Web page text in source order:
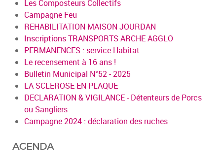
Les Composteurs Collectifs
Campagne Feu
REHABILITATION MAISON JOURDAN
Inscriptions TRANSPORTS ARCHE AGGLO
PERMANENCES : service Habitat
Le recensement à 16 ans !
Bulletin Municipal N°52 - 2025
LA SCLEROSE EN PLAQUE
DECLARATION & VIGILANCE - Détenteurs de Porcs
ou Sangliers
Campagne 2024 : déclaration des ruches
AGENDA